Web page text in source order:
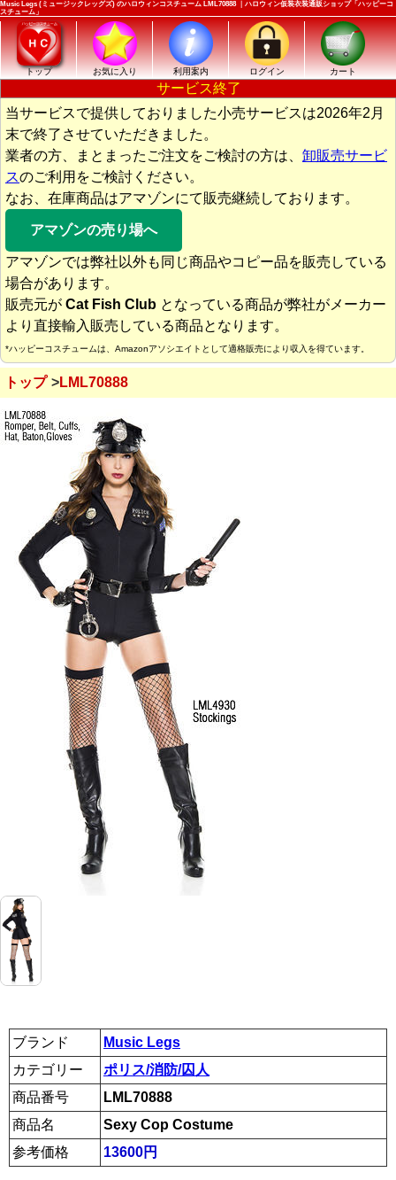
Music Legs (ミュージックレッグズ) のハロウィンコスチューム LML70888 ｜ハロウィン仮装衣装通販ショップ「ハッピーコ
スチューム」
トップ お気に入り 利用案内 ログイン カート
サービス終了
当サービスで提供しておりました小売サービスは2026年2月
末で終了させていただきました。
業者の方、まとまったご注文をご検討の方は、 卸販売サービ
スのご利用をご検討ください。
なお、在庫商品はアマゾンにて販売継続しております。
アマゾンの売り場へ
アマゾンでは弊社以外も同じ商品やコピー品を販売している
場合があります。
販売元が Cat Fish Club となっている商品が弊社がメーカー
より直接輸入販売している商品となります。
*ハッピーコスチュームは、Amazonアソシエイトとして適格販売により収入を得ています。
トップ LML70888
ブランド
Music Legs
カテゴリー
ポリス/消防/囚人
商品番号
LML70888
商品名
Sexy Cop Costume
参考価格
13600円